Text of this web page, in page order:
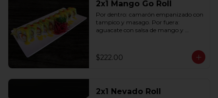
2x1 Mango Go Roll
Por dentro: camarón empanizado con
tampico y masago. Por fuera:
aguacate con salsa de mango y
$222.00
2x1 Nevado Roll